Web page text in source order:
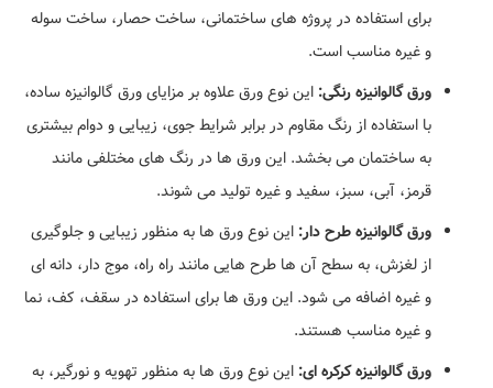
برای استفاده در پروژه های ساختمانی، ساخت حصار، ساخت سوله
و غیره مناسب است.
ورق گالوانیزه رنگی: این نوع ورق علاوه بر مزایای ورق گالوانیزه ساده،
با استفاده از رنگ مقاوم در برابر شرایط جوی، زیبایی و دوام بیشتری
به ساختمان می بخشد. این ورق ها در رنگ های مختلفی مانند
قرمز، آبی، سبز، سفید و غیره تولید می شوند.
ورق گالوانیزه طرح دار: این نوع ورق ها به منظور زیبایی و جلوگیری
از لغزش، به سطح آن ها طرح هایی مانند راه راه، موج دار، دانه ای
و غیره اضافه می شود. این ورق ها برای استفاده در سقف، کف، نما
و غیره مناسب هستند.
ورق گالوانیزه کرکره ای: این نوع ورق ها به منظور تهویه و نورگیر، به